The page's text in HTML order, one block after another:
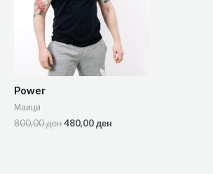
Power
Маици
800,00ден480,00ден